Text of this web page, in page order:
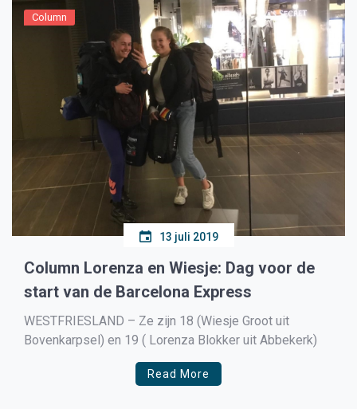
Column
13 juli 2019
Column Lorenza en Wiesje: Dag voor de
start van de Barcelona Express
WESTFRIESLAND – Ze zijn 18 (Wiesje Groot uit
Bovenkarpsel) en 19 ( Lorenza Blokker uit Abbekerk)
Read More